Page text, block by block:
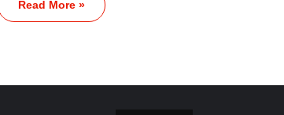
Read More »